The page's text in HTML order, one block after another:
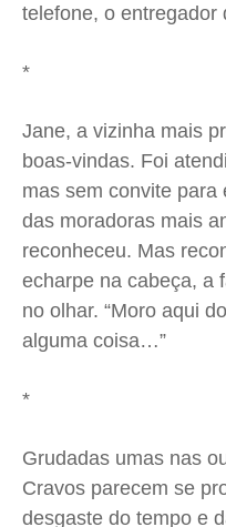
telefone, o
*
Jane, a vizinha mais
boas-vindas. Foi
mas sem convite para
das moradoras mais
reconheceu. Mas
echarpe na cabeça, a
no olhar. “Moro aqui
alguma coisa…”
*
Grudadas umas nas
Cravos parecem se
desgaste do tempo e